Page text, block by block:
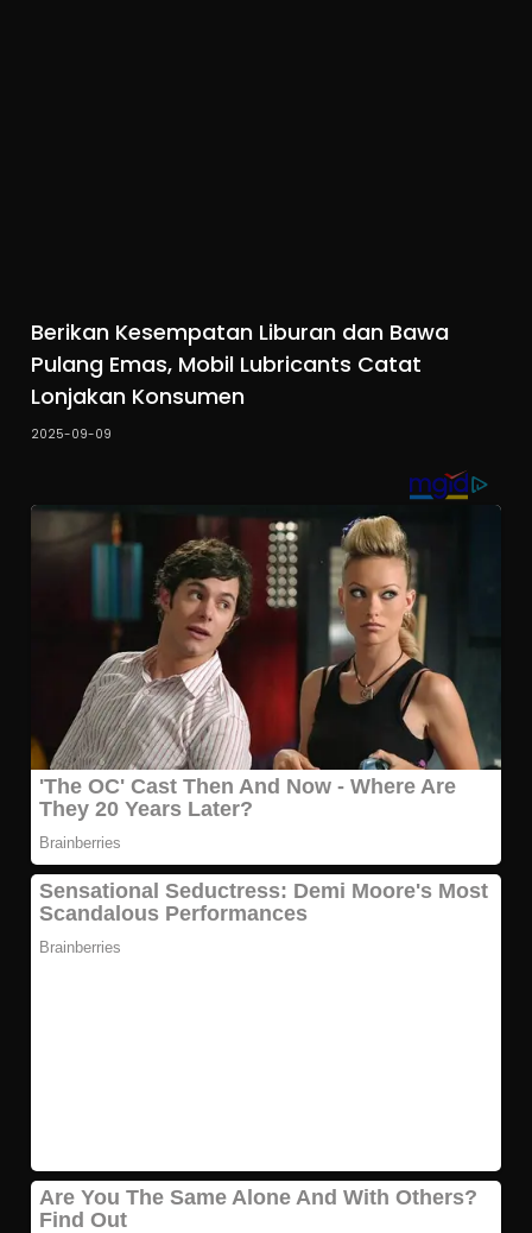
Berikan Kesempatan Liburan dan Bawa
Pulang Emas, Mobil Lubricants Catat
Lonjakan Konsumen
2025-09-09